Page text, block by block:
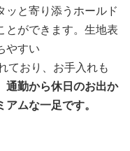
ッと寄り添うホールド
とができます。生地表
やすい
ており、お手入れも
通勤から休日のお出か
ムな一足です。